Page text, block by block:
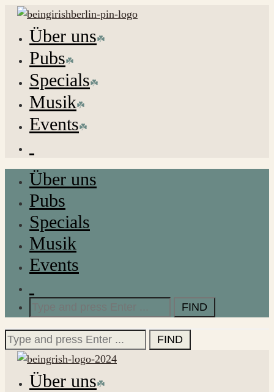
Über uns
Pubs
Specials
Musik
Events
Über uns
Pubs
Specials
Musik
Events
for:
Search
for:
Über uns